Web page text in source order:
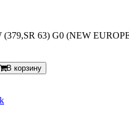
(379,SR 63) G0 (NEW
В корзину